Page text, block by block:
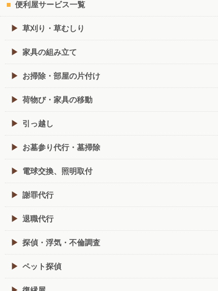
便利屋サービス一覧
草刈り・草むしり
家具の組み立て
お掃除・部屋の片付け
荷物び・家具の移動
引っ越し
お墓参り代行・墓掃除
電球交換、照明取付
謝罪代行
退職代行
探偵・浮気・不倫調査
ペット探偵